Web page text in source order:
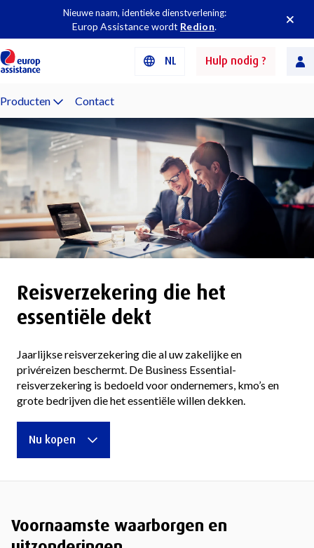
Nieuwe naam, identieke dienstverlening:
Europ Assistance wordt Redion.
NL Hulp nodig ?
Producten Contact
Reisverzekering die het
essentiële dekt
Jaarlijkse reisverzekering die al uw zakelijke en
privéreizen beschermt. De Business Essential-
reisverzekering is bedoeld voor ondernemers, kmo’s en
grote bedrijven die het essentiële willen dekken.
Nu kopen
Voornaamste waarborgen en